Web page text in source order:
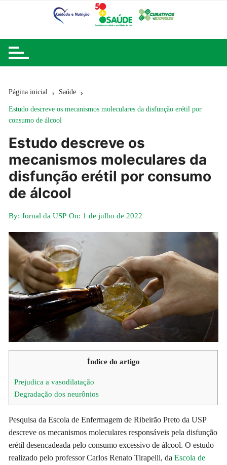
Página inicial Saúde
Estudo descreve os mecanismos moleculares da disfunção erétil por
consumo de álcool
Estudo descreve os
mecanismos moleculares da
disfunção erétil por consumo
de álcool
By: Jornal da USP On: 1 de julho de 2022
Índice do artigo
Prejudica a vasodilatação
Degradação dos neurônios
Pesquisa da Escola de Enfermagem de Ribeirão Preto da USP
descreve os mecanismos moleculares responsáveis pela disfunção
erétil desencadeada pelo consumo excessivo de álcool. O estudo
realizado pelo professor Carlos Renato Tirapelli, daEscola de